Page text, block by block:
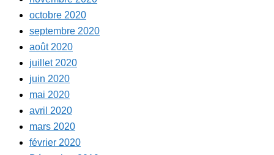
octobre 2020
septembre 2020
août 2020
juillet 2020
juin 2020
mai 2020
avril 2020
mars 2020
février 2020